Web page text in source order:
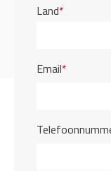
Land*
Email*